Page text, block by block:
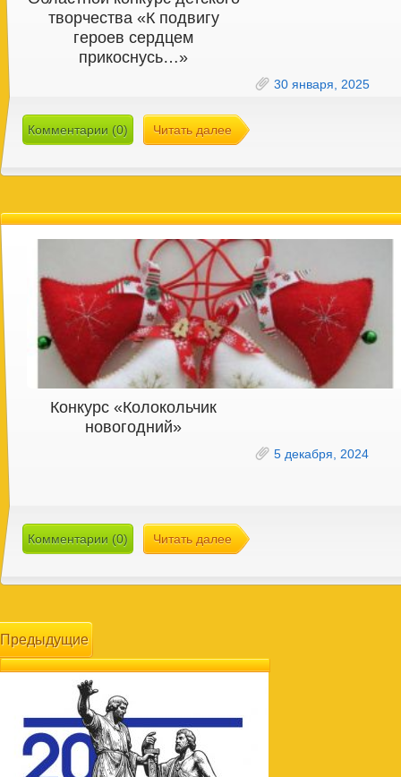
творчества «К подвигу
героев сердцем
прикоснусь…»
30 января, 2025
Комментарии (0) Читать далее
Конкурс «Колокольчик
новогодний»
5 декабря, 2024
Комментарии (0) Читать далее
Предыдущие